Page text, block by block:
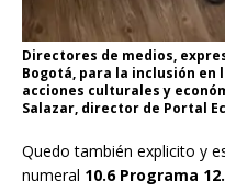
Directores de medios,
Bogotá, para la inclusión en
acciones culturales y
Salazar, director de Portal
Quedo también explicito y
numeral 10.6 Programa